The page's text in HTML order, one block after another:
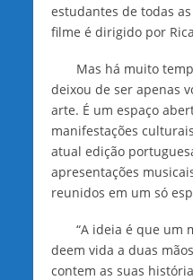
estudantes de todas
filme é dirigido por
Mas há muito
deixou de ser apenas
arte. É um espaço
manifestações
atual edição
apresentações
reunidos em um só
“A ideia é que um
deem vida a duas
contem as suas